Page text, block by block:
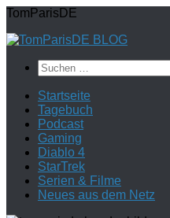
Zum
springen
TomParisDE
Suchen
nach:
Startseite
Tagebuch
Podcast
Gaming
Diablo 4
StarTrek
Serien & Filme
Neues aus dem Netz